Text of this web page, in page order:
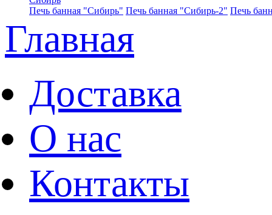
Печь банная "Сибирь" Печь банная "Сибирь-2" Печь
Главная
Доставка
О нас
Контакты